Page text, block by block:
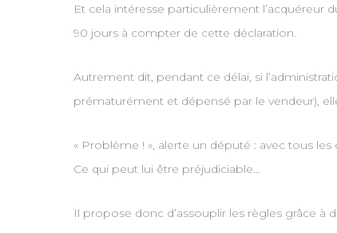
Et cela intéresse particulièrement
90 jours à compter de cette déclaration.
Autrement dit, pendant ce délai, si
prématurément et dépensé par le vendeur),
« Problème ! », alerte un député : avec tous
Ce qui peut lui être préjudiciable…
Il propose donc d’assouplir les règles grâce à